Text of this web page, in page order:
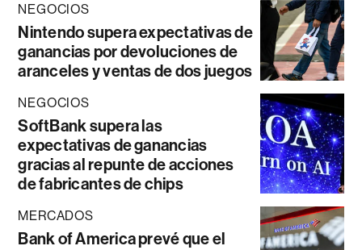
NEGOCIOS
Nintendo supera expectativas de
ganancias por devoluciones de
aranceles y ventas de dos juegos
NEGOCIOS
SoftBank supera las
expectativas de ganancias
gracias al repunte de acciones
de fabricantes de chips
MERCADOS
Bank of America prevé que el